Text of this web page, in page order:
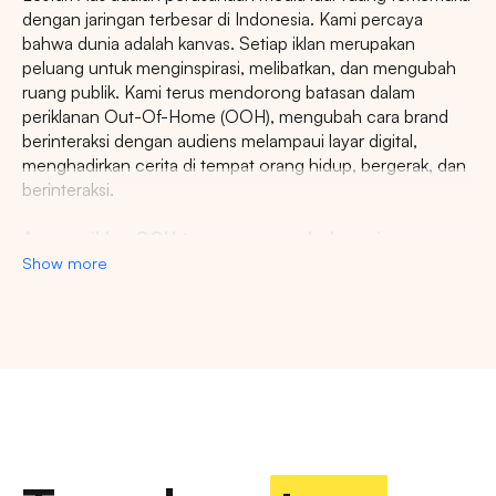
semua titik iklan kami
dengan jaringan terbesar di Indonesia. Kami percaya
bahwa dunia adalah kanvas. Setiap iklan merupakan
peluang untuk menginspirasi, melibatkan, dan mengubah
ruang publik. Kami terus mendorong batasan dalam
periklanan Out-Of-Home (OOH), mengubah cara brand
berinteraksi dengan audiens melampaui layar digital,
menghadirkan cerita di tempat orang hidup, bergerak, dan
berinteraksi.
strategis di kota-kota besar di Indonesia.
Show more